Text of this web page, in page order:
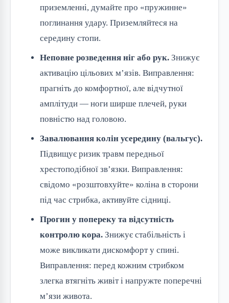
приземленні, думайте про «пружинне»
поглинання удару. Приземляйтеся на
середину стопи.
Неповне розведення ніг або рук. Знижує
активацію цільових м’язів. Виправлення:
прагніть до комфортної, але відчутної
амплітуди — ноги ширше плечей, руки
повністю над головою.
Завалювання колін усередину (вальгус).
Підвищує ризик травм передньої
хрестоподібної зв’язки. Виправлення:
свідомо «розштовхуйте» коліна в сторони
під час стрибка, активуйте сідниці.
Прогин у попереку та відсутність
контролю кора. Знижує стабільність і
може викликати дискомфорт у спині.
Виправлення: перед кожним стрибком
злегка втягніть живіт і напружте поперечні
м’язи живота.